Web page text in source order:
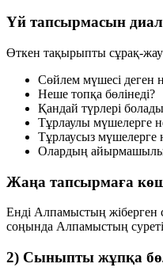
Үй тапсырмасын
Өткен тақырыпты сұрақ-
Сөйлем мүшесі деген
Неше топқа бөлінеді?
Қандай түрлері
Тұрлаулы мүшелерге
Тұрлаусыз мүшелерге
Олардың
Жаңа тапсырмаға
Енді Алпамыстың жіберген
соңында Алпамыстың суреті
2) Сыныпты жұпқа